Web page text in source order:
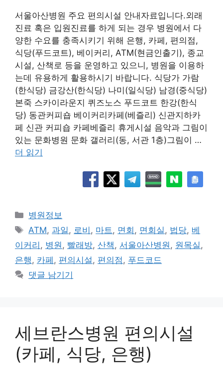
서울아산병원 주요 편의시설 안내자료입니다.외래
진료 혹은 입원진료를 하게 되는 경우 병원에서 다
양한 수요를 충족시키기 위해 은행, 카페, 편의점,
식당(푸드코트), 베이커리, ATM(현금인출기), 종교
시설, 산책로 등을 운영하고 있으니, 병원을 이용하
는데 유용하게 활용하시기 바랍니다. 식당가 가람
(한식당) 금강산(한식당) 나미(일식당) 남경(중식당)
본죽 스카이라운지 퀴즈노스 푸드코트 한강(한식
당) 동관커피숍 베이커리카페(베즐리) 신관지하카
페 신관 커피숍 카페베즐리 휴게시설 음악과 그림이
있는 문화병원 문화 갤러리(동, 서관 1층)그림이 …
더 읽기
카
테
리
병원정보
태
그
ATM, 과일, 로비 , 마트, 면회 , 면회실, 법당, 베
이커리 , 병원, 빨래방, 산책, 서울아산병원, 원목실,
은행, 카페 , 편의시설 , 편의점, 푸드코드
댓글 남기기
세브란스병원 편의시설
(카페, 식당, 은행)